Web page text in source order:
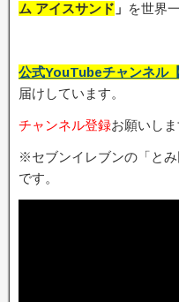
ム アイスサンド 」 を世界
公式YouTubeチャンネル
届けしています。
チャンネル登録お願いしま
※セブンイレブンの「と
です。